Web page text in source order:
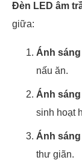
Đèn LED âm
giữa:
Ánh
nấu ăn.
Ánh
sinh hoạt
Ánh
thư giãn.